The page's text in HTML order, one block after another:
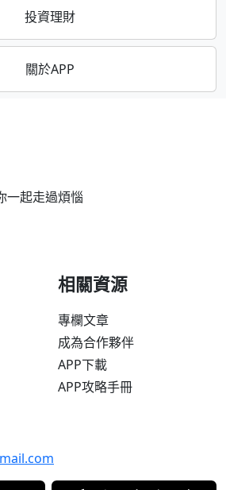
投資理財
關於APP
一起走過煩惱
相關資源
專欄文章
成為合作夥伴
APP下載
APP攻略手冊